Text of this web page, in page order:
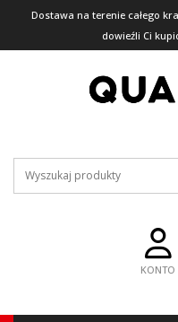
Dostawa na terenie całego
dowieźli Ci
KONTO